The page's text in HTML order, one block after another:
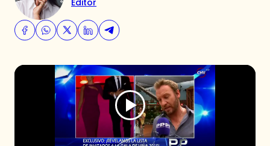
Programas
Club De La Comedia
Contigo en Directo